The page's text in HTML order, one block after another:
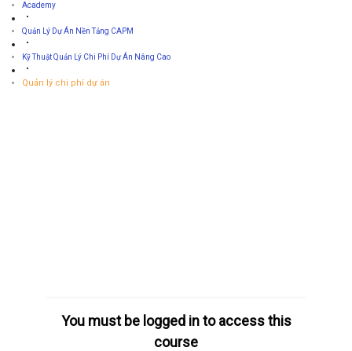
Academy
Quản Lý Dự Án Nền Tảng CAPM
Kỹ Thuật Quản Lý Chi Phí Dự Án Nâng Cao
Quản lý chi phí dự án
You must be logged in to access this
course